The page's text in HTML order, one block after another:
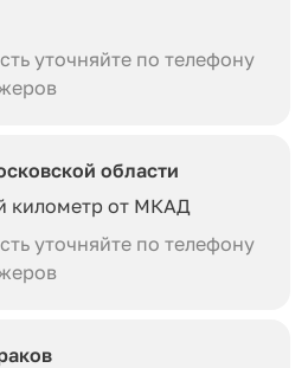
уточняйте по телефону
области
километр от МКАД
уточняйте по телефону